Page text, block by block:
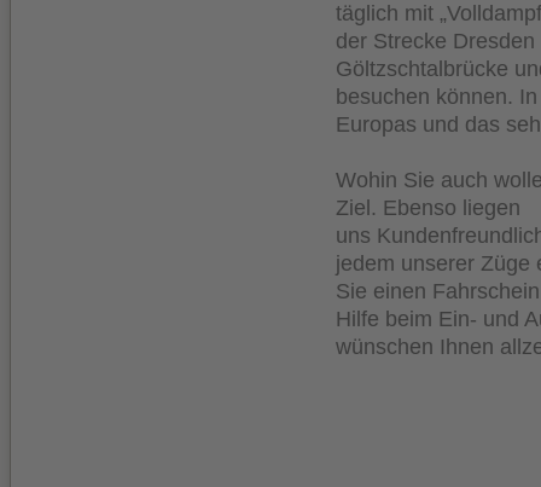
täglich mit
der Strecke
Göltzschtalbrücke
besuchen können.
Europas und das
Wohin Sie auch
Ziel. Ebenso liegen
uns
jedem unserer Züge
Sie einen
Hilfe beim Ein- und
wünschen Ihnen